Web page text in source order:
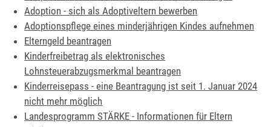
Adoption - sich als Adoptiveltern bewerben
Adoptionspflege eines minderjährigen Kindes aufnehmen
Elterngeld beantragen
Kinderfreibetrag als elektronisches
Lohnsteuerabzugsmerkmal beantragen
Kinderreisepass - eine Beantragung ist seit 1. Januar 2024
nicht mehr möglich
Landesprogramm STÄRKE - Informationen für Eltern